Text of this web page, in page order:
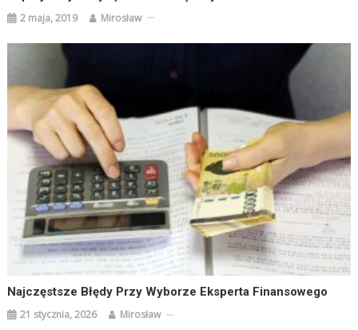
2 maja, 2019 Mirosław
Najczęstsze Błędy Przy Wyborze Eksperta Finansowego
21 stycznia, 2026 Mirosław